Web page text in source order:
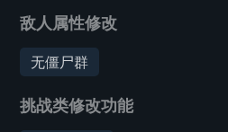
敌人属性修改
无僵尸群
挑战类修改功能